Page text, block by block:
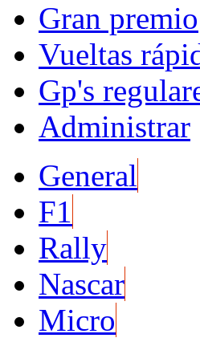
Gran premio
Vueltas
Gp's
Administrar
General
F1
Rally
Nascar
Micro